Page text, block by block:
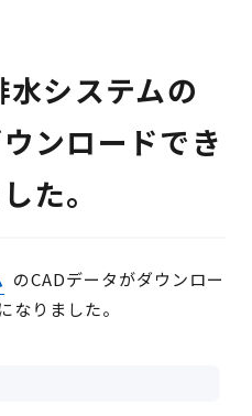
・採用窓口
水システムの
ンロードでき
た。
のCADデータがダウンロー
なりました。